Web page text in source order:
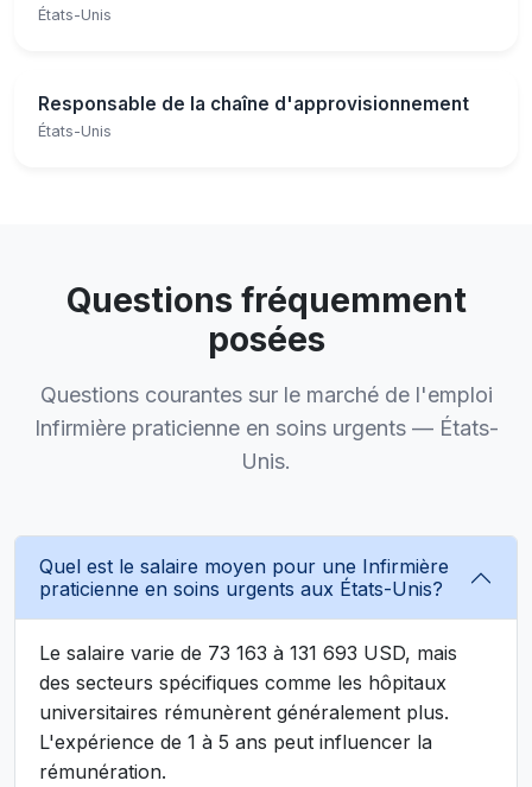
États-Unis
Responsable de la chaîne d'approvisionnement
États-Unis
Questions fréquemment
posées
Questions courantes sur le marché de l'emploi
Infirmière praticienne en soins urgents — États-
Unis.
Quel est le salaire moyen pour une Infirmière
praticienne en soins urgents aux États-Unis?
Le salaire varie de 73 163 à 131 693 USD, mais
des secteurs spécifiques comme les hôpitaux
universitaires rémunèrent généralement plus.
L'expérience de 1 à 5 ans peut influencer la
rémunération.